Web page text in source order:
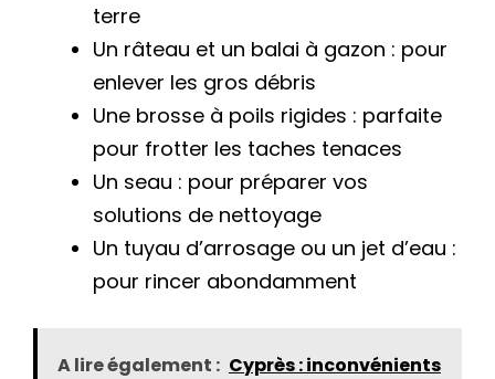
terre
Un râteau et un balai à gazon : pour
enlever les gros débris
Une brosse à poils rigides : parfaite
pour frotter les taches tenaces
Un seau : pour préparer vos
solutions de nettoyage
Un tuyau d’arrosage ou un jet d’eau :
pour rincer abondamment
A lire également : Cyprès : inconvénients